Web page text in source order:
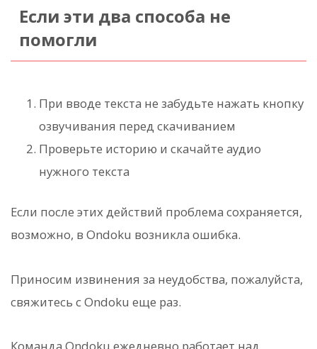
Если эти два способа не
помогли
При вводе текста не забудьте нажать кнопку
озвучивания перед скачиванием
Проверьте историю и скачайте аудио
нужного текста
Если после этих действий проблема сохраняется,
возможно, в Ondoku возникла ошибка.
Приносим извинения за неудобства, пожалуйста,
свяжитесь с Ondoku еще раз.
Команда Ondoku ежедневно работает над